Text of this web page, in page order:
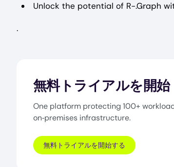
Unlock the potential of R-.Graph
.
無料トライアルを開始
One platform protecting 100+
on‑premises infrastructure.
無料トライアルを開始する